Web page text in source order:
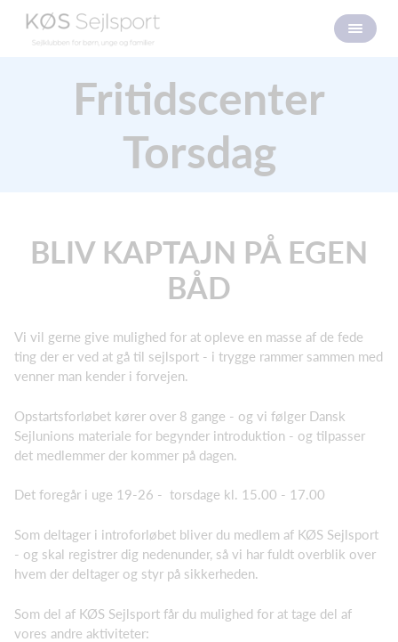
Fritidscenter
Torsdag
BLIV KAPTAJN PÅ EGEN
BÅD
Vi vil gerne give mulighed for at opleve en masse af de fede
ting der er ved at gå til sejlsport - i trygge rammer sammen med
venner man kender i forvejen.
Opstartsforløbet kører over 8 gange - og vi følger Dansk
Sejlunions materiale for begynder introduktion - og tilpasser
det medlemmer der kommer på dagen.
Det foregår i uge 19-26 - torsdage kl. 15.00 - 17.00
Som deltager i introforløbet bliver du medlem af KØS Sejlsport
- og skal registrer dig nedenunder, så vi har fuldt overblik over
hvem der deltager og styr på sikkerheden.
Som del af KØS Sejlsport får du mulighed for at tage del af
vores andre aktiviteter: